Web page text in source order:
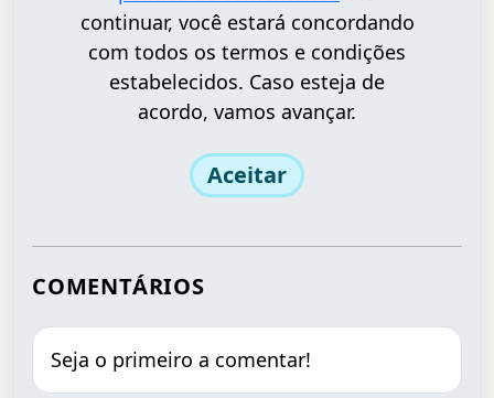
continuar, você estará concordando
com todos os termos e condições
estabelecidos. Caso esteja de
acordo, vamos avançar.
Aceitar
COMENTÁRIOS
Seja o primeiro a comentar!